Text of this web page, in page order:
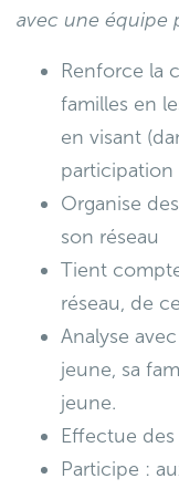
avec une équipe
Renforce la
familles en
en visant
participation
Organise
son réseau
Tient
réseau, de
Analyse
jeune, sa
jeune.
Effectue
Participe :